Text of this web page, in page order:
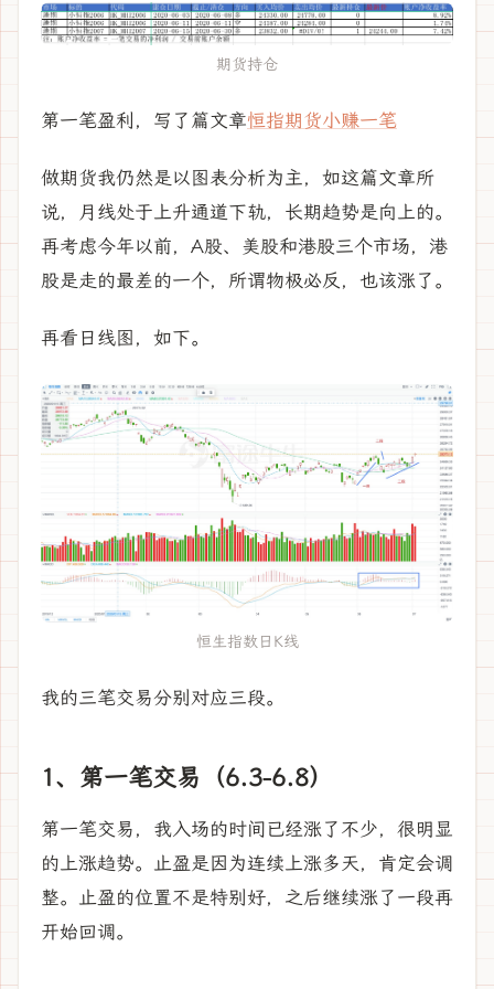
期货持仓
第一笔盈利，写了篇文章恒指期货小赚一笔
做期货我仍然是以图表分析为主，如这篇文章所
说，月线处于上升通道下轨，长期趋势是向上的。
再考虑今年以前，A股、美股和港股三个市场，港
股是走的最差的一个，所谓物极必反，也该涨了。
再看日线图，如下。
恒生指数日K线
我的三笔交易分别对应三段。
1、第一笔交易（6.3-6.8）
第一笔交易，我入场的时间已经涨了不少，很明显
的上涨趋势。止盈是因为连续上涨多天，肯定会调
整。止盈的位置不是特别好，之后继续涨了一段再
开始回调。